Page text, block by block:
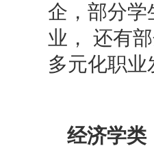
企，部分学
业， 还有
多元化职业
经济学类